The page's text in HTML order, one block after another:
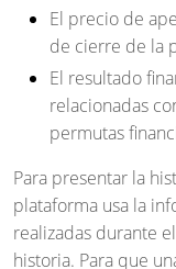
El precio de
de cierre de la
El resultado
relacionadas
permutas
Para presentar la
plataforma usa la
realizadas durante
historia. Para que